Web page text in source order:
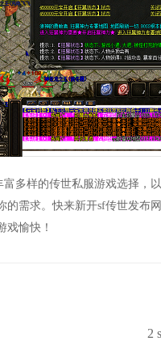
多样的传世私服游戏选择，
的需求。快来新开sf传世发布
戏愉快！
2